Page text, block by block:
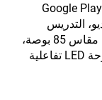
التدريس
مميزات المنتج: لوحة LED تفاعلية مسطحة مقاس 85 بوصة،
لوحة LED تفاعلية مسطحة ثمانية النوى، لوحة LED تفاعلية